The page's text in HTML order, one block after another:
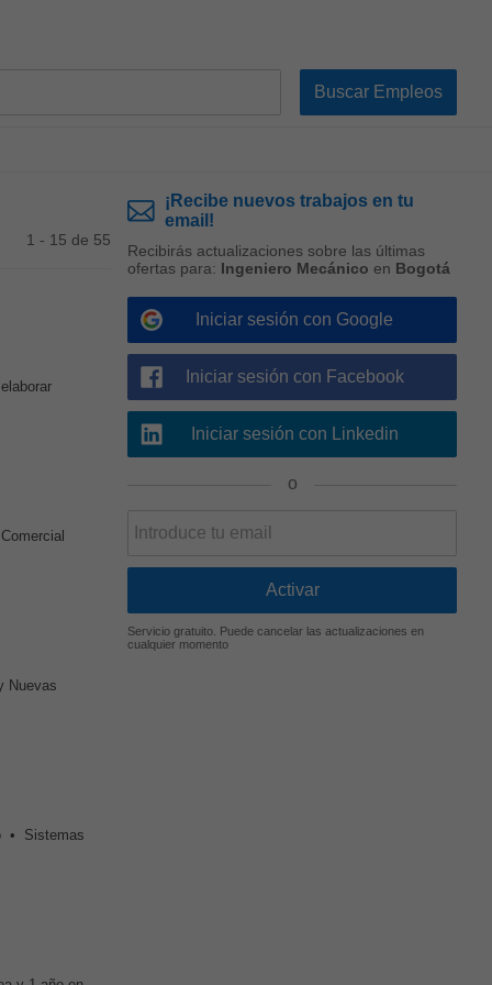
1 - 15 de 55
Nuevas
• Sistemas
¡Recibe nuevos trabajos en tu
email!
Recibirás actualizaciones sobre las últimas
ofertas para: Ingeniero Mecánico en Bogotá
Iniciar sesión con Google
Iniciar sesión con Facebook
Iniciar sesión con Linkedin
o
Servicio gratuito. Puede cancelar las actualizaciones en
cualquier momento